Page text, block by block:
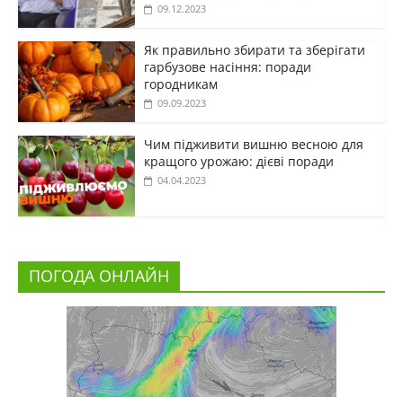
09.12.2023
Як правильно збирати та зберігати
гарбузове насіння: поради
городникам
09.09.2023
Чим підживити вишню весною для
кращого урожаю: дієві поради
04.04.2023
ПОГОДА ОНЛАЙН